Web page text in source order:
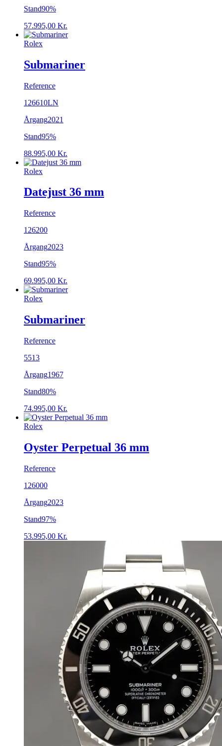
Stand90%
57.995,00 Kr.
Rolex
Submariner
Reference
126610LN
Årgang2021
Stand95%
88.995,00 Kr.
Rolex
Datejust 36 mm
Reference
126200
Årgang2023
Stand95%
69.995,00 Kr.
Rolex
Submariner
Reference
5513
Årgang1967
Stand80%
74.995,00 Kr.
Rolex
Oyster Perpetual 36 mm
Reference
126000
Årgang2023
Stand97%
53.995,00 Kr.